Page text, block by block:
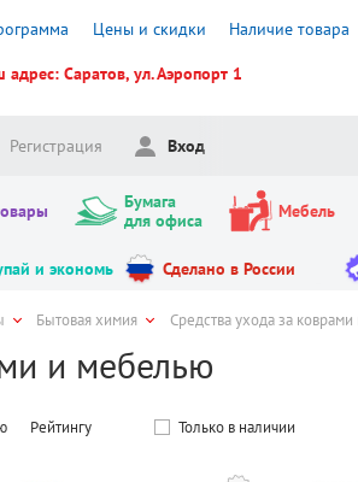
Цены и скидки Наличие товара
адрес: Саратов, ул. Аэропорт 1
Регистрация Вход
Бумага
для офиса
Мебель
и экономь Сделано в России
Бытовая химия Средства ухода за
и мебелью
Рейтингу Только в наличии